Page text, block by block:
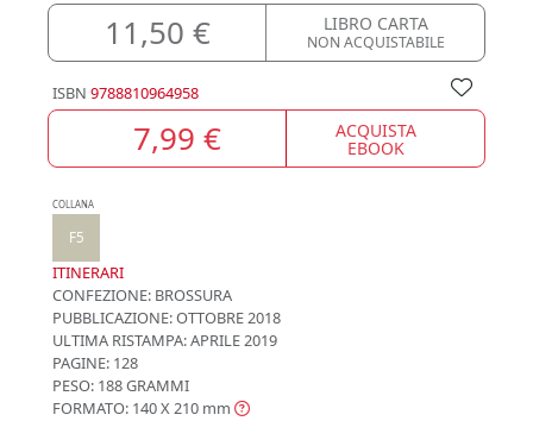
11,50 € LIBRO CARTA
NON ACQUISTABILE
ISBN 9788810964958
7,99 € ACQUISTA
EBOOK
COLLANA
F5
ITINERARI
CONFEZIONE: BROSSURA
PUBBLICAZIONE:OTTOBRE 2018
ULTIMA RISTAMPA:APRILE 2019
PAGINE: 128
PESO: 188 GRAMMI
FORMATO: 140 X 210 mm